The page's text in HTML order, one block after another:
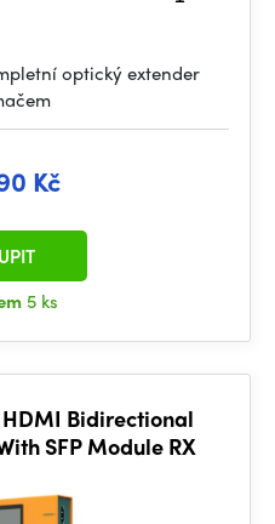
optický extender
Kč
5 ks
Bidirectional
SFP Module RX